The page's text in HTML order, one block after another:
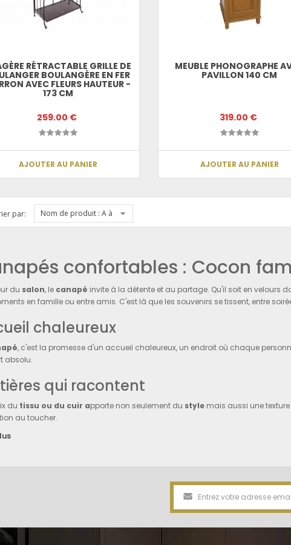
RÉTRACTABLE GRILLE DE
BOULANGÈRE EN FER
AVEC FLEURS HAUTEUR -
173 CM
259.00 €
AJOUTER AU PANIER
MEUBLE PHONOGRAPHE
PAVILLON 140 CM
319.00 €
AJOUTER AU PANIER
par: Nom de produit : A à Z
confortables : Cocon
du salon, le canapé invite à la détente et au partage. Qu'il soit en velours
en famille ou entre amis. C'est là que les souvenirs se tissent, entre
chaleureux
, c'est la promesse d'un accueil chaleureux, un endroit où chaque
absolu.
qui racontent
du tissu ou du cuir apporte non seulement du style mais aussi une
au toucher.
évolutives :
dans une gamme de matériaux, des étagères en bois clair aux
étagère de labibliothèqueoffre une scène pour les histoires qui nous sont